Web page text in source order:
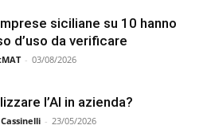
siciliane su 10 hanno
d’uso da verificare
- 03/08/2026
l’AI in azienda?
- 23/05/2026